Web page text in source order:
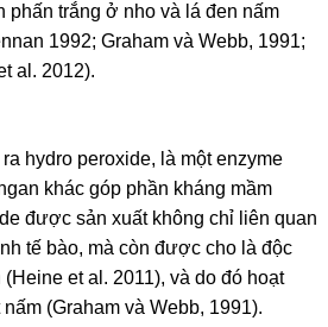
phấn trắng ở nho và lá đen nấm
1992; Graham và Webb, 1991;
al. 2012).
hydro peroxide, là một enzyme
khác góp phần kháng mầm
được sản xuất không chỉ liên quan
tế bào, mà còn được cho là độc
et al. 2011), và do đó hoạt
(Graham và Webb, 1991).